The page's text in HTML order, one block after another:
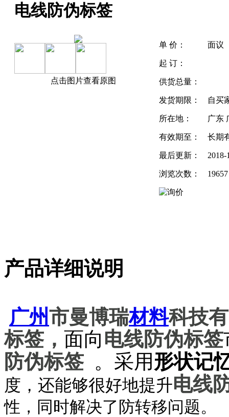
电线防伪标签
点击图片查看原图
单 价： 面议
起 订：
供货总量：
发货期限： 自买
所在地： 广东
有效期至： 长期
最后更新： 2018-
浏览次数： 19657
产品详细说明
广州市曼博瑞材料科技
标签， 面向 电线防伪标签
防伪标签 。采用 形状记
度， 还能够很好地提升电线
性，同时解决了防转移问题。